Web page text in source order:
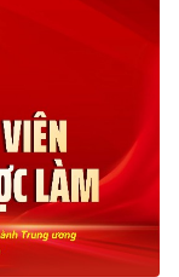
thống chính trị,